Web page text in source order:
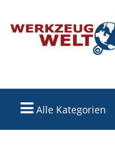
Alle Kategorien